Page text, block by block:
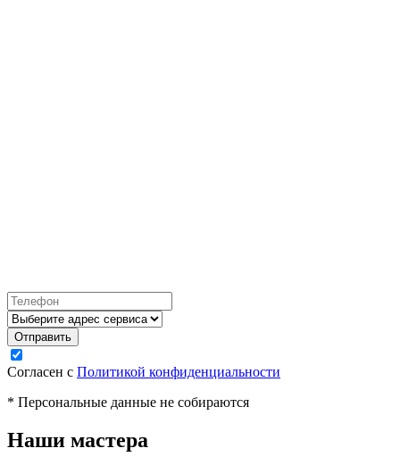
Согласен с Политикой конфиденциальности
* Персональные данные не собираются
Наши мастера